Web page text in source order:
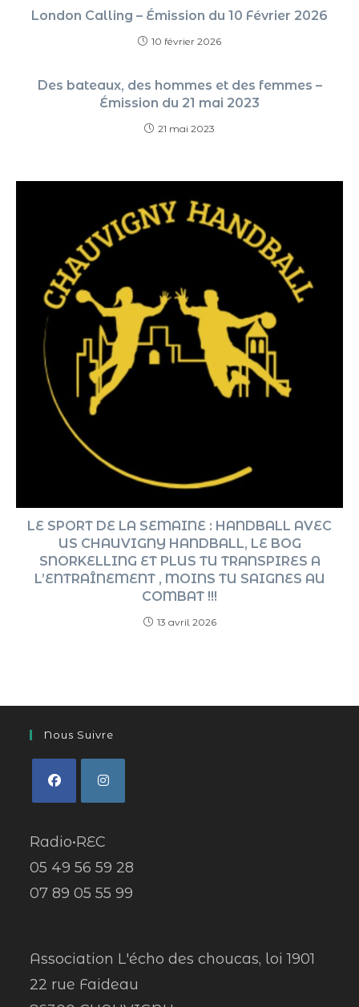
London Calling – Émission du 10 Février 2026
10 février 2026
Des bateaux, des hommes et des femmes –
Émission du 21 mai 2023
21 mai 2023
LE SPORT DE LA SEMAINE : HANDBALL AVEC
US CHAUVIGNY HANDBALL, LE BOG
SNORKELLING ET PLUS TU TRANSPIRES A
L’ENTRAÎNEMENT , MOINS TU SAIGNES AU
COMBAT !!!
13 avril 2026
Nous Suivre
Radio•REC
05 49 56 59 28
07 89 05 55 99
Association L'écho des choucas, loi 1901
22 rue Faideau